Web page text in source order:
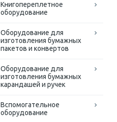
Книгопереплетное
оборудование
Оборудование для
изготовления бумажных
пакетов и конвертов
Оборудование для
изготовления бумажных
карандашей и ручек
Вспомогательное
оборудование